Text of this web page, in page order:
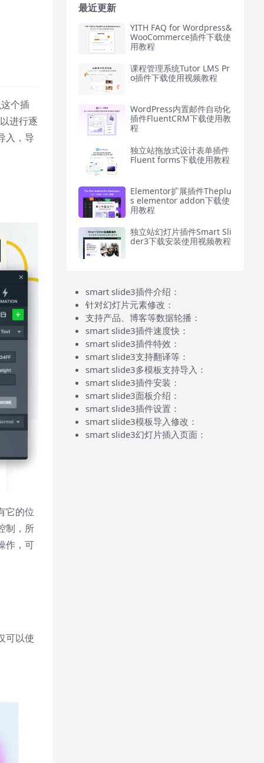
个插
进行逐
入，导
它的位
制，所
作，可
可以使
最近更新
YITH FAQ for Wordpress&
WooCommerce插件下载使
用教程
课程管理系统Tutor LMS Pr
o插件下载使用视频教程
WordPress内置邮件自动化
插件FluentCRM下载使用教
程
独立站拖放式设计表单插件
Fluent forms下载使用教程
Elementor扩展插件Theplu
s elementor addon下载使
用教程
独立站幻灯片插件Smart Sli
der3下载安装使用视频教程
smart slide3插件介绍：
针对幻灯片元素修改：
支持产品、博客等数据轮播：
smart slide3插件速度快：
smart slide3插件特效：
smart slide3支持翻译等：
smart slide3多模板支持导入：
smart slide3插件安装：
smart slide3面板介绍：
smart slide3插件设置：
smart slide3模板导入修改：
smart slide3幻灯片插入页面：